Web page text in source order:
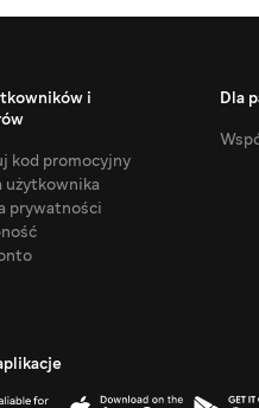
i
kod promocyjny
użytkownika
prywatności
Dla